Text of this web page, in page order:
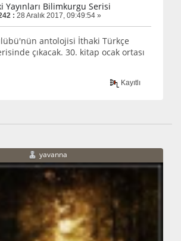
Yayınları Bilimkurgu Serisi
: 28 Aralık 2017, 09:49:54 »
antolojisi İthaki Türkçe
çıkacak. 30. kitap ocak ortası
Kayıtlı
yavanna